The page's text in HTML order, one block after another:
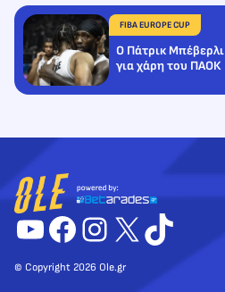
FIBA EUROPE CUP
Ο Πάτρικ
για χάρη του ΠΑΟΚ
YouTube
Facebook
Instagram
X
© Copyright 2026 Ole.gr